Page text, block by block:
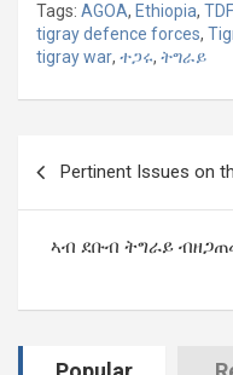
Tags: AGOA, Ethiopia, TDF
tigray defence forces,
tigray war, ተጋሩ, ትግራይ
Pertinent Issues on
ኣብ ደቡብ ትግራይ